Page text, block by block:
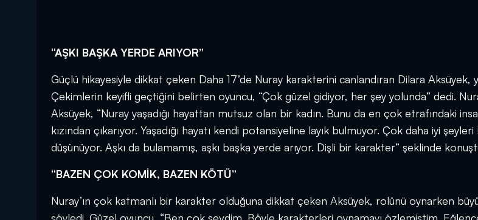
“AŞKI BAŞKA YERDE ARIYOR”
Güçlü hikayesiyle dikkat çeken Daha 17’de Nuray karakterini canlandıran Dilara Aksüyek,
Çekimlerin keyifli geçtiğini belirten oyuncu, “Çok güzel gidiyor, her şey yolunda” dedi.
Aksüyek, “Nuray yaşadığı hayattan mutsuz olan bir kadın. Bunu da en çok etrafındaki
kızından çıkarıyor. Yaşadığı hayatı kendi potansiyeline layık bulmuyor. Çok daha iyi
düşünüyor. Aşkı da bulamamış, aşkı başka yerde arıyor. Dişli bir karakter” şeklinde
“BAZEN ÇOK KOMİK, BAZEN KÖTÜ”
Nuray’ın çok katmanlı bir karakter olduğuna dikkat çeken Aksüyek, rolünü oynarken